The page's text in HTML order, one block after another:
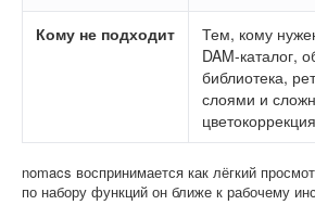
Кому не подходит
Тем, кому
DAM-каталог,
библиотека,
слоями и
цветокоррекция
nomacs воспринимается как лёгкий
по набору функций он ближе к рабочему